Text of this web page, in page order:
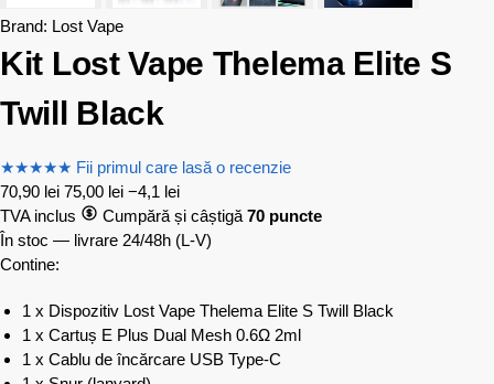
Brand: Lost Vape
Kit Lost Vape Thelema Elite S
Twill Black
★★★★★ Fii primul care lasă o recenzie
70,90 lei 75,00 lei −4,1 lei
TVA inclus
Cumpără și câștigă 70 puncte
În stoc — livrare 24/48h (L-V)
Contine:
1 x Dispozitiv Lost Vape Thelema Elite S Twill Black
1 x Cartuș E Plus Dual Mesh 0.6Ω 2ml
1 x Cablu de încărcare USB Type-C